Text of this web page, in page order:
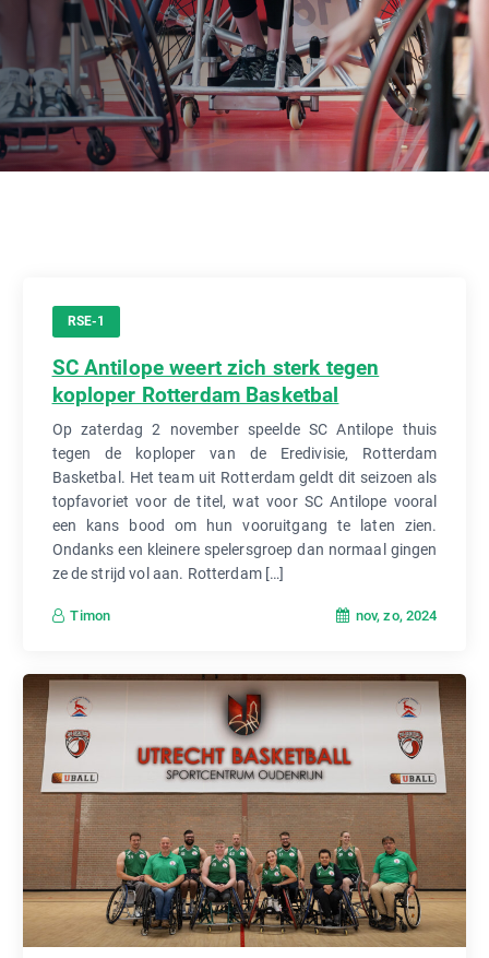
RSE-1
SC Antilope weert zich sterk tegen
koploper Rotterdam Basketbal
Op zaterdag 2 november speelde SC Antilope thuis
tegen de koploper van de Eredivisie, Rotterdam
Basketbal. Het team uit Rotterdam geldt dit seizoen als
topfavoriet voor de titel, wat voor SC Antilope vooral
een kans bood om hun vooruitgang te laten zien.
Ondanks een kleinere spelersgroep dan normaal gingen
ze de strijd vol aan. Rotterdam […]
Timon nov, zo, 2024